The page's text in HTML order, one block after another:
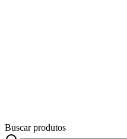
Buscar produtos